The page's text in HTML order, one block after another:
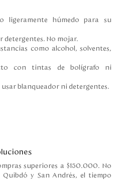
ligeramente húmedo para su
detergentes. No mojar.
como alcohol, solventes,
con tintas de bolígrafo ni
blanqueador ni detergentes.
superiores a $150.000. No
Quibdó y San Andrés, el tiempo